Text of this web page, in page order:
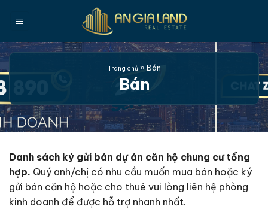
qua
dung
Trang chủ»Bán
Bán
Danh sách ký gửi bán dự án căn hộ chung cư tổng
hợp. Quý anh/chị có nhu cầu muốn mua bán hoặc ký
gửi bán căn hộ hoặc cho thuê vui lòng liên hệ phòng
kinh doanh để được hỗ trợ nhanh nhất.